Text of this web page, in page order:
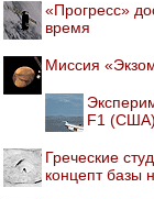
«Прогресс»
время
Миссия
F1 (США)
Греческие
концепт базы